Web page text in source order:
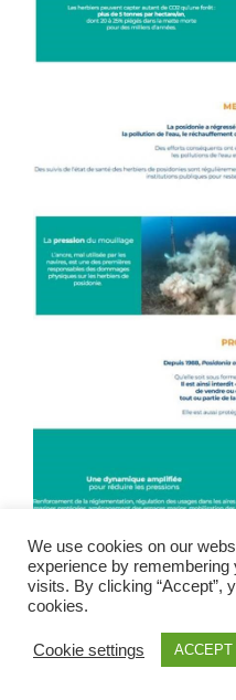
We use cookies on our
experience by remembering
visits. By clicking “Accept”,
cookies.
Cookie settings ACCEPT